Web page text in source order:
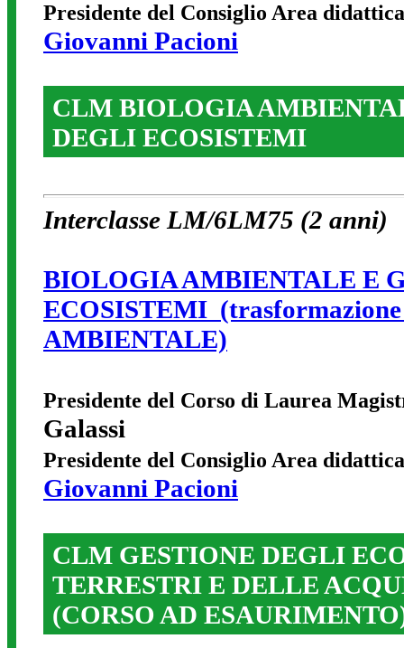
Presidente del Consiglio Area
Giovanni Pacioni
CLM BIOLOGIA
DEGLI ECOSISTEMI
Interclasse LM/6LM75 (2 anni)
BIOLOGIA AMBIENTALE E
ECOSISTEMI
AMBIENTALE)
Presidente del Corso di Laurea
Galassi
Presidente del Consiglio Area
Giovanni Pacioni
CLM GESTIONE DEGLI
TERRESTRI E DELLE
(CORSO AD